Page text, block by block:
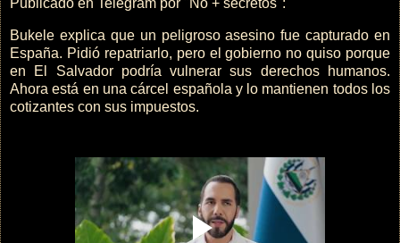
Publicado en Telegram por "No + secretos":
Bukele explica que un peligroso asesino fue capturado en
España. Pidió repatriarlo, pero el gobierno no quiso porque
en El Salvador podría vulnerar sus derechos humanos.
Ahora está en una cárcel española y lo mantienen todos los
cotizantes con sus impuestos.